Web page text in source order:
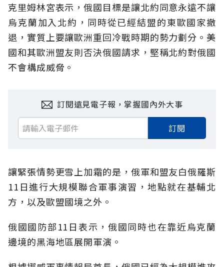
克里姆林宮表示，俄國目標是讓北約同意永遠不讓
烏克蘭加入北約，同時從已經結盟的東歐國家撤
退，實質上要讓歐洲重回冷戰時期的勢力劃分。美
國和其歐洲盟友則否決俄國請求，堅稱北約對俄國
不會構成威脅。
訂閱遠見電子報，掌握國內外大事
訂閱
讓緊張情勢更雪上加霜的是，俄軍和盟友白俄羅斯
11日進行大規模聯合軍事演習，地點就在基輔北
方，以及歐盟國境之外。
俄國國防部11日表示，俄國同時也在靠近烏克蘭
邊境的黑海地區展開軍演。